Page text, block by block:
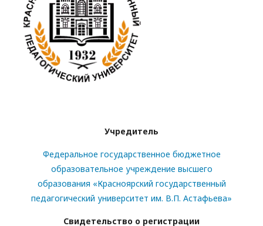
Учредитель
Федеральное государственное бюджетное
образовательное учреждение высшего
образования «Красноярский государственный
педагогический университет им. В.П. Астафьева»
Свидетельство о регистрации